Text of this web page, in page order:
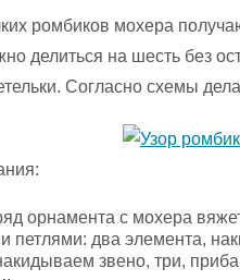
ромбиков мохера
делиться на шесть без
Согласно схемы
орнамента с мохера
петлями: два элемента,
звено, три,